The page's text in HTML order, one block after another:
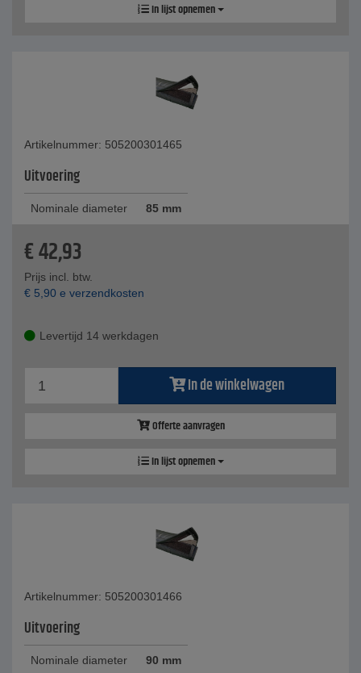
In lijst opnemen
Artikelnummer: 505200301465
Uitvoering
Nominale diameter 85 mm
€42,93
Prijs incl. btw.
€ 5,90 e verzendkosten
Levertijd 14 werkdagen
In de winkelwagen
Offerte aanvragen
In lijst opnemen
Artikelnummer: 505200301466
Uitvoering
Nominale diameter 90 mm